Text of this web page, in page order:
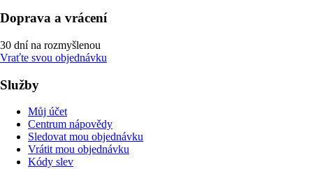
Doprava a vrácení
30 dní na rozmyšlenou
Vraťte svou objednávku
Služby
Můj účet
Centrum nápovědy
Sledovat mou objednávku
Vrátit mou objednávku
Kódy slev